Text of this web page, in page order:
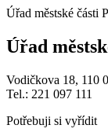
Úřad městské části
Úřad
Vodičkova 18, 110
Tel.: 221 097 111
Potřebuji si vyřídit